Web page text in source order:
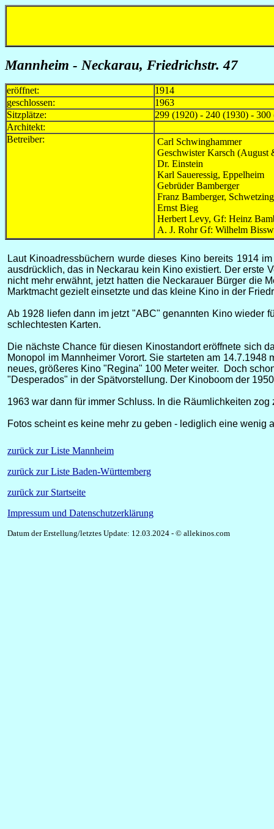
Mannheim - Neckarau, Friedrichstr. 47
eröffnet:
1914
geschlossen:
1963
Sitzplätze:
299 (1920) - 240 (1930) -
Architekt:
Betreiber:
Carl Schwinghammer
Geschwister Karsch (August
Dr. Einstein
Karl Saueressig, Eppelheim
Gebrüder Bamberger
Franz Bamberger,
Ernst Bieg
Herbert Levy, Gf: Heinz
A. J. Rohr Gf: Wilhelm
Laut Kinoadressbüchern wurde dieses Kino bereits 1914
ausdrücklich, das in Neckarau kein Kino existiert. Der erste
nicht mehr erwähnt, jetzt hatten die Neckarauer Bürger die
Marktmacht gezielt einsetzte und das kleine Kino in der
Ab 1928 liefen dann im jetzt "ABC" genannten Kino wieder
schlechtesten Karten.
Die nächste Chance für diesen Kinostandort eröffnete sich
Monopol im Mannheimer Vorort. Sie starteten am
neues, größeres Kino "Regina" 100 Meter weiter. Doch
"Desperados" in der Spätvorstellung. Der Kinoboom der
1963 war dann für immer Schluss. In die Räumlichkeiten
Fotos scheint es keine mehr zu geben - lediglich eine wenig
zurück zur Liste Mannheim
zurück zur Liste Baden-Württemberg
zurück zur Startseite
Impressum und Datenschutzerklärung
Datum der Erstellung/letztes Update: 12.03.2024 - © allekinos.com